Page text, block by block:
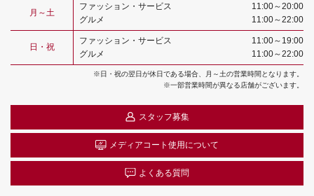
月～土
ファッション・サービス
11:00～20:00
グルメ
11:00～22:00
日・祝
ファッション・サービス
11:00～19:00
グルメ
11:00～22:00
※日・祝の翌日が休日である場合、月～土の営業時間となります。
※一部営業時間が異なる店舗がございます。
スタッフ募集
メディアコート 使用について
よくある質問